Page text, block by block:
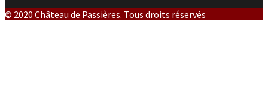
© 2020 Château de Passières. Tous droits réservés